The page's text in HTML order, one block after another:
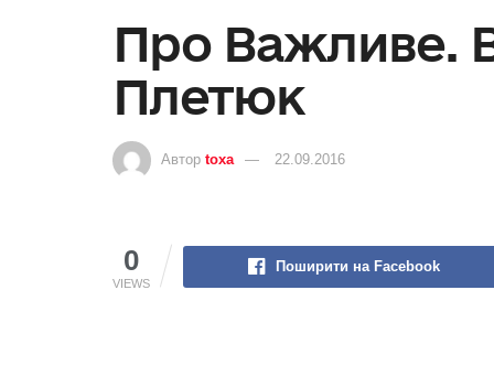
Про Важливе.
Плетюк
Автор toxa 22.09.2016
0
VIEWS
Поширити на Facebook